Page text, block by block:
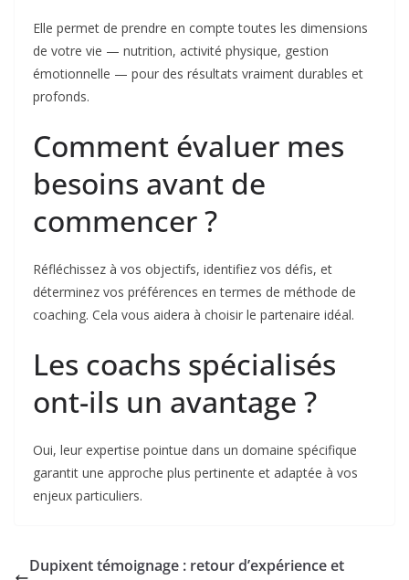
Elle permet de prendre en compte toutes les dimensions
de votre vie — nutrition, activité physique, gestion
émotionnelle — pour des résultats vraiment durables et
profonds.
Comment évaluer mes
besoins avant de
commencer ?
Réfléchissez à vos objectifs, identifiez vos défis, et
déterminez vos préférences en termes de méthode de
coaching. Cela vous aidera à choisir le partenaire idéal.
Les coachs spécialisés
ont-ils un avantage ?
Oui, leur expertise pointue dans un domaine spécifique
garantit une approche plus pertinente et adaptée à vos
enjeux particuliers.
Dupixent témoignage : retour d’expérience et